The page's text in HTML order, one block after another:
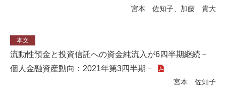
宮本 佐知子、加藤 貴大
本文
流動性預金と投資信託への資金純流入が6四半期継続－
個人金融資産動向：2021年第3四半期－
宮本 佐知子